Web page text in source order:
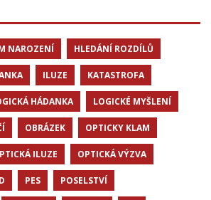
NAROZENÍ HLEDÁNÍ ROZDÍLŮ
ILUZE KATASTROFA
HÁDANKA LOGICKÉ MYŠLENÍ
OBRÁZEK OPTICKY KLAM
ILUZE OPTICKÁ VÝZVA
PES POSELSTVÍ